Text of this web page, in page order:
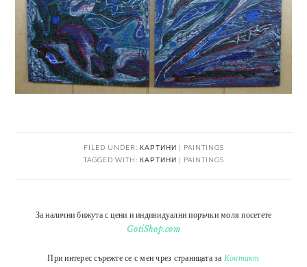
FILED UNDER: КАРТИНИ | PAINTINGS
TAGGED WITH: КАРТИНИ | PAINTINGS
За налични бижута с цени и индивидуални поръчки моля посетете
GotiShop.com
При интерес сърежте се с мен чрез страницата за Контакт